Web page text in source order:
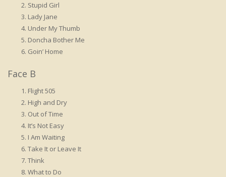
Stupid Girl
Lady Jane
Under My Thumb
Doncha Bother Me
Goin’ Home
Face B
Flight 505
High and Dry
Out of Time
It’s Not Easy
I Am Waiting
Take It or Leave It
Think
What to Do